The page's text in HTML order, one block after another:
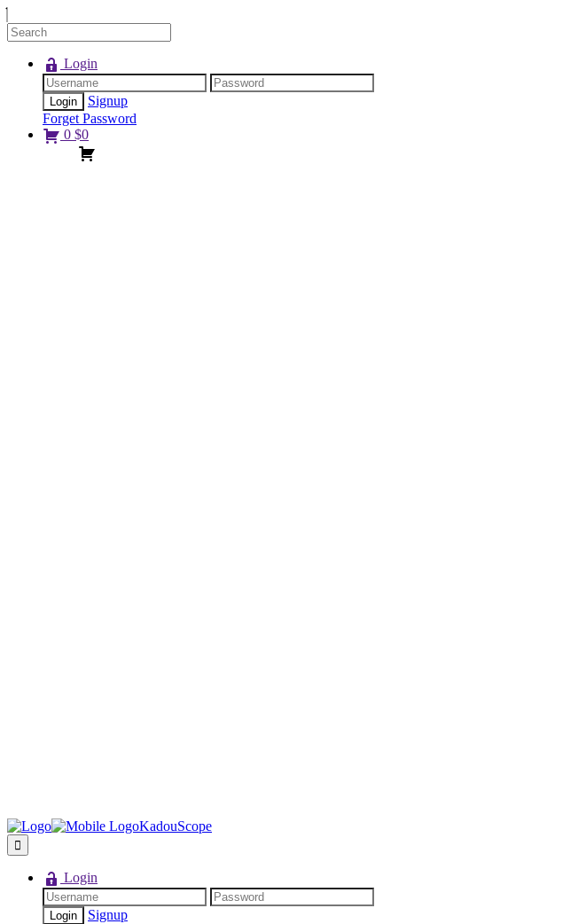
Login
Signup
Forget Password
0 $0
KadouScope
Login
Signup